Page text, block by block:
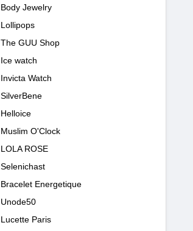
Body Jewelry
Lollipops
The GUU Shop
Ice watch
Invicta Watch
SilverBene
Helloice
Muslim O'Clock
LOLA ROSE
Selenichast
Bracelet Energetique
Unode50
Lucette Paris